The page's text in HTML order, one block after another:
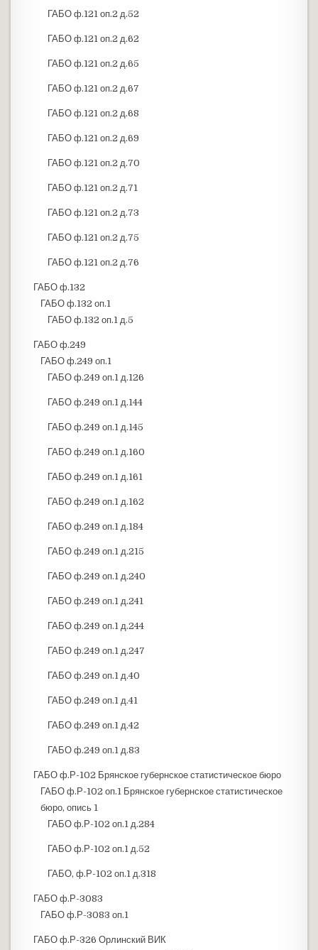
ГАБО ф.121 оп.2 д.52
ГАБО ф.121 оп.2 д.62
ГАБО ф.121 оп.2 д.65
ГАБО ф.121 оп.2 д.67
ГАБО ф.121 оп.2 д.68
ГАБО ф.121 оп.2 д.69
ГАБО ф.121 оп.2 д.70
ГАБО ф.121 оп.2 д.71
ГАБО ф.121 оп.2 д.73
ГАБО ф.121 оп.2 д.75
ГАБО ф.121 оп.2 д.76
ГАБО ф.132
ГАБО ф.132 оп.1
ГАБО ф.132 оп.1 д.5
ГАБО ф.249
ГАБО ф.249 оп.1
ГАБО ф.249 оп.1 д.126
ГАБО ф.249 оп.1 д.144
ГАБО ф.249 оп.1 д.145
ГАБО ф.249 оп.1 д.160
ГАБО ф.249 оп.1 д.161
ГАБО ф.249 оп.1 д.162
ГАБО ф.249 оп.1 д.184
ГАБО ф.249 оп.1 д.215
ГАБО ф.249 оп.1 д.240
ГАБО ф.249 оп.1 д.241
ГАБО ф.249 оп.1 д.244
ГАБО ф.249 оп.1 д.247
ГАБО ф.249 оп.1 д.40
ГАБО ф.249 оп.1 д.41
ГАБО ф.249 оп.1 д.42
ГАБО ф.249 оп.1 д.83
ГАБО ф.Р-102 Брянское губернское статистическое бюро
ГАБО ф.Р-102 оп.1 Брянское губернское статистическое
бюро, опись 1
ГАБО ф.Р-102 оп.1 д.284
ГАБО ф.Р-102 оп.1 д.52
ГАБО, ф.Р-102 оп.1 д.318
ГАБО ф.Р-3083
ГАБО ф.Р-3083 оп.1
ГАБО ф.Р-326 Орлинский ВИК